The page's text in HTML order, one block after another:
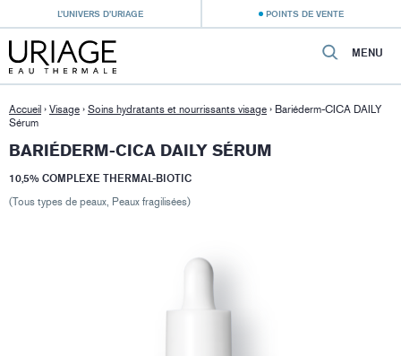
L’UNIVERS D’URIAGE POINTS DE VENTE
MENU
Accueil › Visage › Soins hydratants et nourrissants visage › Bariéderm-CICA DAILY
Sérum
BARIÉDERM-CICA DAILY SÉRUM
10,5% COMPLEXE THERMAL-BIOTIC
(Tous types de peaux, Peaux fragilisées)